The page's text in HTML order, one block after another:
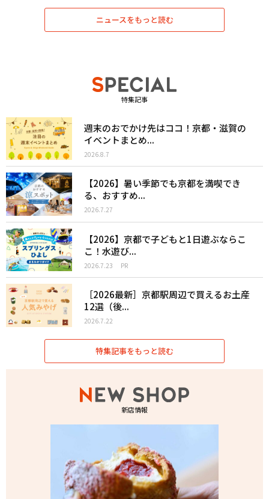
ニュースをもっと読む
特集記事
週末のおでかけ先はココ！京都・滋賀の
イベントまとめ...
2026.8.7
【2026】暑い季節でも京都を満喫でき
る、おすすめ...
2026.7.27
【2026】京都で子どもと1日遊ぶならこ
こ！水遊び...
2026.7.23 PR
［2026最新］京都駅周辺で買えるお土産
12選（後...
2026.7.22
特集記事をもっと読む
新店情報